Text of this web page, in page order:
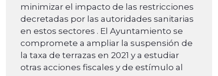
minimizar el impacto de las restricciones
decretadas por las autoridades sanitarias
en estos sectores . El Ayuntamiento se
compromete a ampliar la suspensión de
la taxa de terrazas en 2021 y a estudiar
otras acciones fiscales y de estímulo al